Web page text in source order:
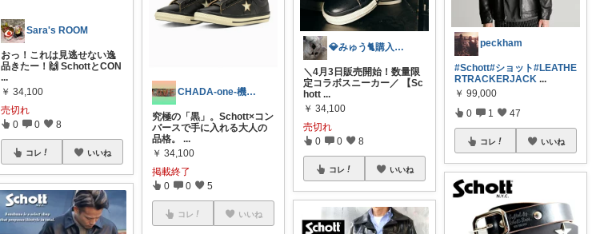
Sara's ROOM
おっ！これは見逃せない逸
品きたー！🙌 SchottとCON
...
￥ 34,100
売切れ
0 0 8
コレ いいね
CHADA-one-機能美
究極の「黒」。Schott×コン
バースで手に入れる大人の
品格。
...
￥ 34,100
掲載終了
0 0 5
コレ いいね
💎みゅう🐈購入感謝(❀ᴗ͈ˬᴗ͈)⁾
＼4月3日販売開始！数量限
定コラボスニーカー／ 【Sc
hott ...
￥ 34,100
売切れ
0 0 8
コレ いいね
peckham
#Schott#ショット#LEATHE
RTRACKERJACK ...
￥ 99,000
0 1 47
コレ いいね